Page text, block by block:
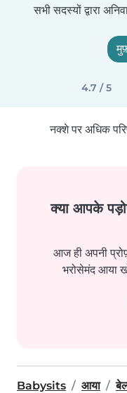
सभी सदस्यों द्वारा
4.7 / 5
नक्शे पर अधिक
क्या आपके
आज ही अपनी
भरोसेमंद आया
Babysits आया